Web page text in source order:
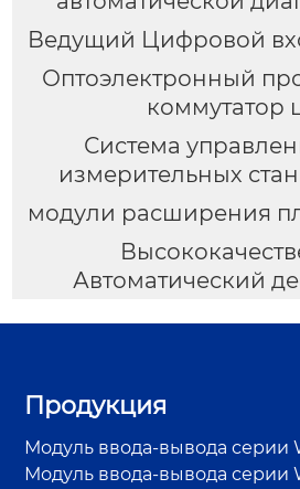
Ведущий Цифровой
Оптоэлектронный
коммутатор
Система
измерительных
модули расширения
Автоматический
Продукция
Модуль ввода-вывода серии
Модуль ввода-вывода серии